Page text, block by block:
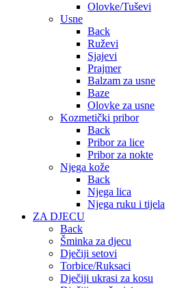
Olovke/Tuševi
Usne
Back
Ruževi
Sjajevi
Prajmer
Balzam za usne
Baze
Olovke za usne
Kozmetički pribor
Back
Pribor za lice
Pribor za nokte
Njega kože
Back
Njega lica
Njega ruku i tijela
ZA DJECU
Back
Šminka za djecu
Dječiji setovi
Torbice/Ruksaci
Dječiji ukrasi za kosu